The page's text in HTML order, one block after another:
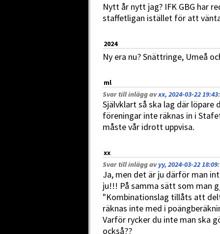
Nytt år nytt jag? IFK GBG har
staffetligan istället för att
2024
Ny era nu? Snättringe, Umeå
ml
Svar till inlägg avxx, 2024-03-22 19:43:
Självklart så ska lag där löpare
föreningar inte räknas in i
måste vår idrott uppvisa.
xx
Svar till inlägg avyy, 2024-03-22 18:09:
Ja, men det är ju därför man
ju!!! På samma sätt som man
"Kombinationslag tillåts att
räknas inte med i
Varför rycker du inte man ska
också??